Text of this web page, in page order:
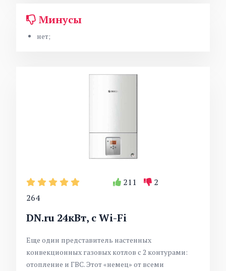
Минусы
нет;
264
211 2
DN.ru 24кВт, с Wi-Fi
Еще один представитель настенных
конвекционных газовых котлов с 2 контурами:
отопление и ГВС. Этот «немец» от всеми